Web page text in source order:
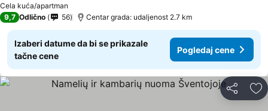
Cela kuća/apartman
9,7 Odlično 56 Centar grada: udaljenost 2.7 km
Izaberi datume da bi se prikazale
tačne cene
Pogledaj cene
Deli